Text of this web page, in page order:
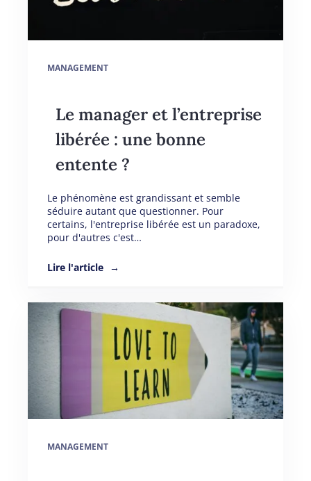
MANAGEMENT
Le manager et l’entreprise
libérée : une bonne
entente ?
Le phénomène est grandissant et semble
séduire autant que questionner. Pour
certains, l'entreprise libérée est un paradoxe,
pour d'autres c'est…
Lire l'article
MANAGEMENT